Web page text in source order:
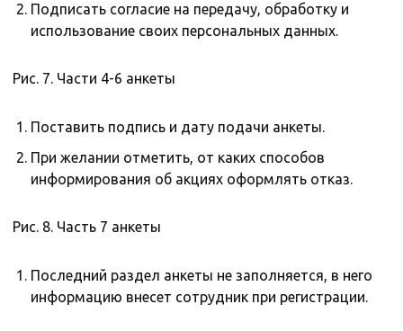
Подписать согласие на передачу, обработку и
использование своих персональных данных.
Рис. 7. Части 4-6 анкеты
Поставить подпись и дату подачи анкеты.
При желании отметить, от каких способов
информирования об акциях оформлять отказ.
Рис. 8. Часть 7 анкеты
Последний раздел анкеты не заполняется, в него
информацию внесет сотрудник при регистрации.